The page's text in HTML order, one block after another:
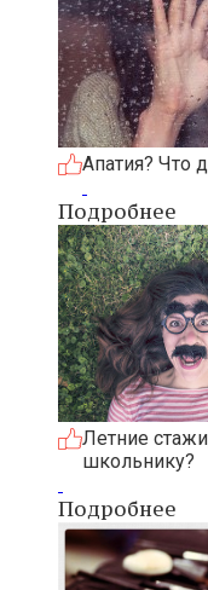
Апатия? Что
Подробнее
Летние
школьнику?
Подробнее